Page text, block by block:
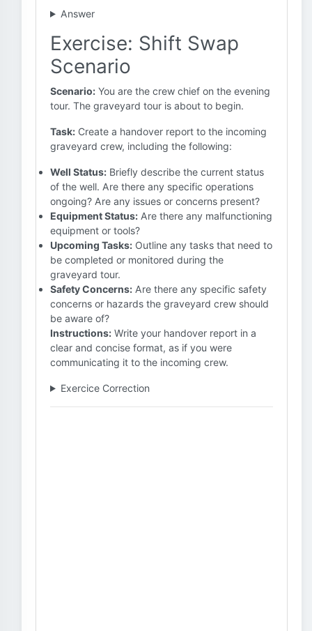
Answer
Exercise: Shift Swap
Scenario
Scenario: You are the crew chief on the evening
tour. The graveyard tour is about to begin.
Task: Create a handover report to the incoming
graveyard crew, including the following:
Well Status: Briefly describe the current status
of the well. Are there any specific operations
ongoing? Are any issues or concerns present?
Equipment Status: Are there any malfunctioning
equipment or tools?
Upcoming Tasks: Outline any tasks that need to
be completed or monitored during the
graveyard tour.
Safety Concerns: Are there any specific safety
concerns or hazards the graveyard crew should
be aware of?
Instructions: Write your handover report in a
clear and concise format, as if you were
communicating it to the incoming crew.
Exercice Correction